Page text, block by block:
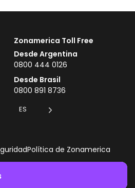
Zonamerica Toll Free
Desde Argentina
0800 444 0126
Desde Brasil
0800 891 8736
ES
Política de Zonamerica